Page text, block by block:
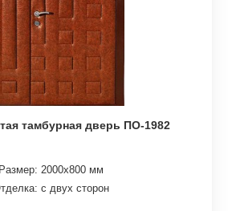
тамбурная дверь ПО-1982
Размер: 2000х800 мм
с двух сторон